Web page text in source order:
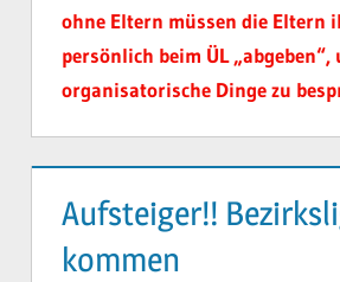
ohne Eltern müssen die Eltern
persönlich beim ÜL „abgeben“,
organisatorische Dinge zu
Aufsteiger!!
kommen